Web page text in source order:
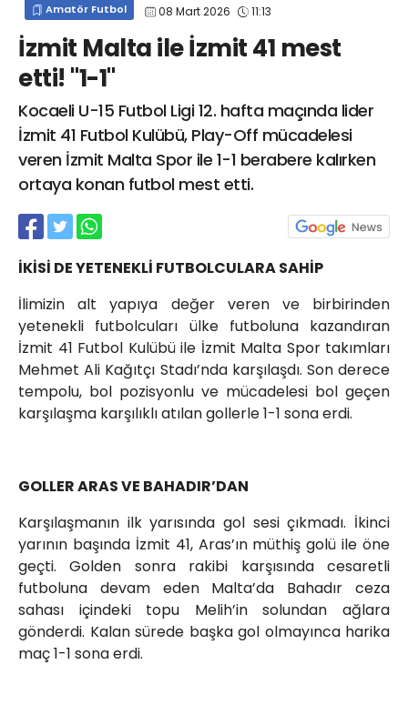
Amatör Futbol 08 Mart 2026 11:13
İzmit Malta ile İzmit 41 mest
etti! "1-1"
Kocaeli U-15 Futbol Ligi 12. hafta maçında lider
İzmit 41 Futbol Kulübü, Play-Off mücadelesi
veren İzmit Malta Spor ile 1-1 berabere kalırken
ortaya konan futbol mest etti.
İKİSİ DE YETENEKLİ FUTBOLCULARA SAHİP
İlimizin alt yapıya değer veren ve birbirinden
yetenekli futbolcuları ülke futboluna kazandıran
İzmit 41 Futbol Kulübü ile İzmit Malta Spor takımları
Mehmet Ali Kağıtçı Stadı’nda karşılaşdı. Son derece
tempolu, bol pozisyonlu ve mücadelesi bol geçen
karşılaşma karşılıklı atılan gollerle 1-1 sona erdi.
GOLLER ARAS VE BAHADIR’DAN
Karşılaşmanın ilk yarısında gol sesi çıkmadı. İkinci
yarının başında İzmit 41, Aras’ın müthiş golü ile öne
geçti. Golden sonra rakibi karşısında cesaretli
futboluna devam eden Malta’da Bahadır ceza
sahası içindeki topu Melih’in solundan ağlara
gönderdi. Kalan sürede başka gol olmayınca harika
maç 1-1 sona erdi.
info@spor41.com